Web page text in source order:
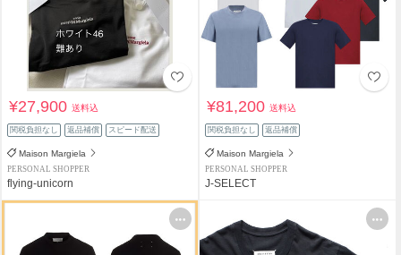
¥27,900送料込
関税負担なし 返品補償 スピード配送
Maison Margiela
PERSONAL SHOPPER
flying-unicorn
¥81,200送料込
関税負担なし 返品補償
Maison Margiela
PERSONAL SHOPPER
J-SELECT